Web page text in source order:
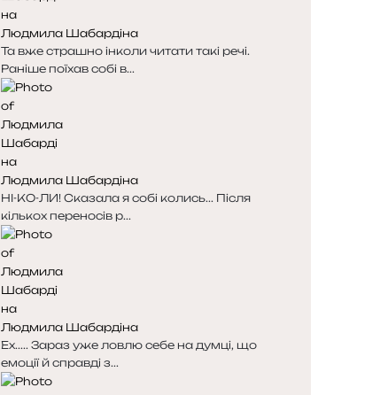
Людмила Шабардіна
Та вже страшно інколи читати такі речі.
Раніше поїхав собі в...
Людмила Шабардіна
НІ-КО-ЛИ! Сказала я собі колись... Після
кількох переносів р...
Людмила Шабардіна
Ех..... Зараз уже ловлю себе на думці, що
емоції й справді з...